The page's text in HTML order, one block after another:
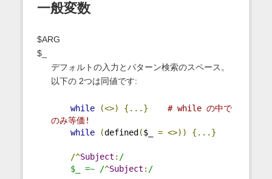
一般変数
$ARG
$_
デフォルトの入力とパターン検索のスペース。
以下の 2つは同値です:
while (<>) {...}
# while の中で
のみ等価!
while
(defined ($_ = <>)) {...}
/^Subject : /
$_ =~ /^Subject : /